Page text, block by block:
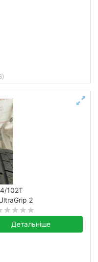
102T
2
Детальніше